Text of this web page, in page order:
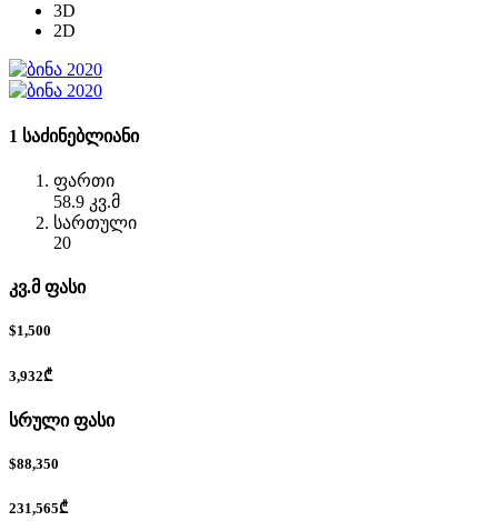
3D
2D
1 საძინებლიანი
ფართი
58.9 კვ.მ
სართული
20
კვ.მ ფასი
$1,500
3,932₾
სრული ფასი
$88,350
231,565₾